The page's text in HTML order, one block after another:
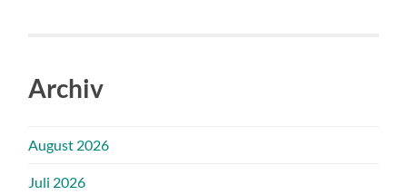
Archiv
August 2026
Juli 2026